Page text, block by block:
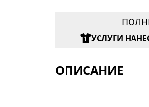
УСЛУГИ
ОПИСАНИЕ